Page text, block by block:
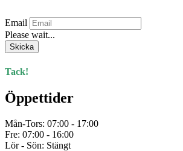
Email
Please wait...
Skicka
Tack!
Öppettider
Mån-Tors: 07:00 - 17:00
Fre: 07:00 - 16:00
Lör - Sön: Stängt